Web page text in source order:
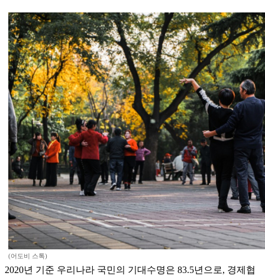
(어도비 스톡)
2020년 기준 우리나라 국민의 기대수명은 83.5년으로, 경제협